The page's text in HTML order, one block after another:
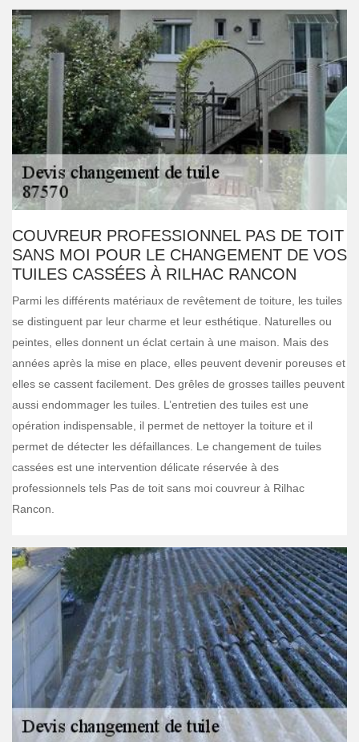
COUVREUR PROFESSIONNEL PAS DE TOIT
SANS MOI POUR LE CHANGEMENT DE VOS
TUILES CASSÉES À RILHAC RANCON
Parmi les différents matériaux de revêtement de toiture, les tuiles
se distinguent par leur charme et leur esthétique. Naturelles ou
peintes, elles donnent un éclat certain à une maison. Mais des
années après la mise en place, elles peuvent devenir poreuses et
elles se cassent facilement. Des grêles de grosses tailles peuvent
aussi endommager les tuiles. L’entretien des tuiles est une
opération indispensable, il permet de nettoyer la toiture et il
permet de détecter les défaillances. Le changement de tuiles
cassées est une intervention délicate réservée à des
professionnels tels Pas de toit sans moi couvreur à Rilhac
Rancon.